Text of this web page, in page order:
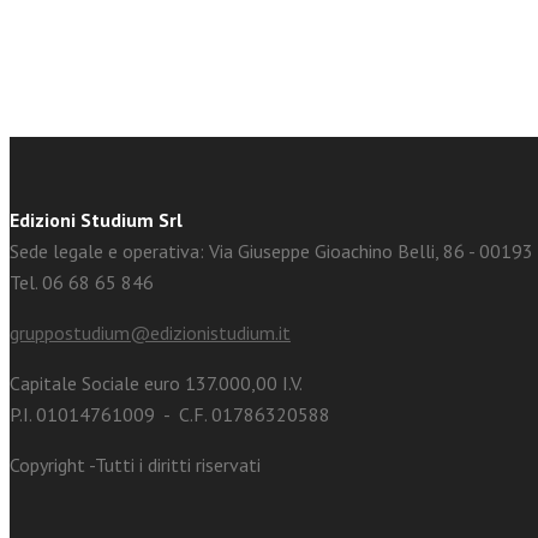
Edizioni Studium Srl
Sede legale e operativa: Via Giuseppe Gioachino Belli, 86 - 00193
Tel. 06 68 65 846
gruppostudium@edizionistudium.it
Capitale Sociale euro 137.000,00 I.V.
P.I. 01014761009 - C.F. 01786320588
Copyright -Tutti i diritti riservati